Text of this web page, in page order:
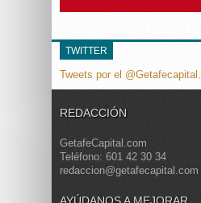
TWITTER
Tweets por el @Getafecapital.
REDACCIÓN
GetafeCapital.com
Teléfono: 601 42 30 34
redaccion@getafecapital.com